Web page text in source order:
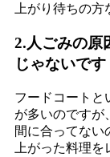
上がり待ちの方
2.人ごみの原
じゃないです
フードコートと
が多いのですが
間に合ってない
上がった料理